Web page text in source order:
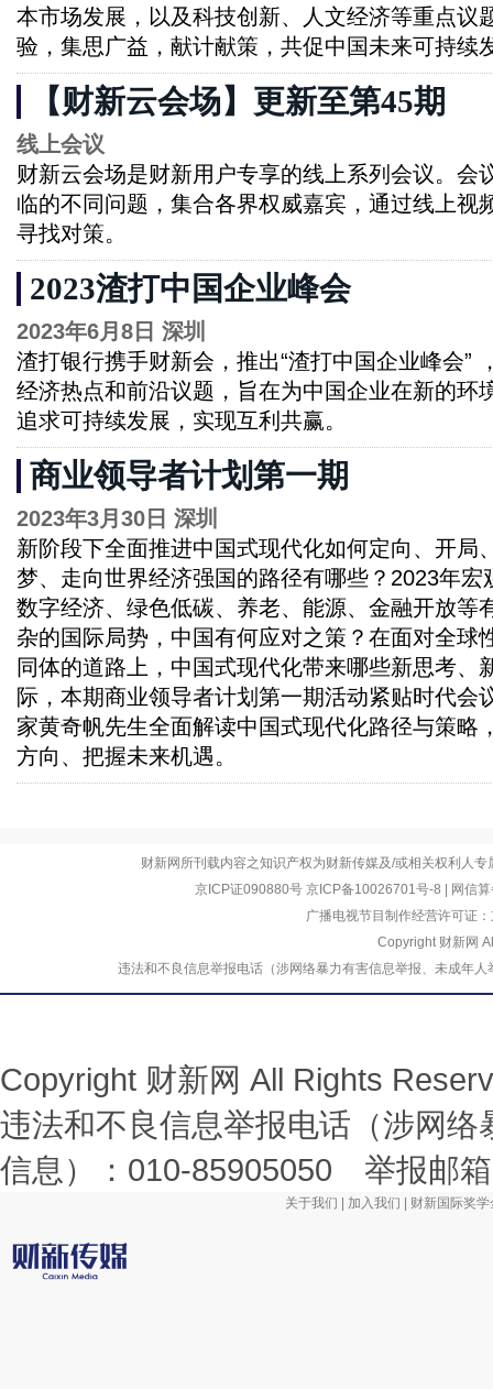
本市场发展，以及科技创新、人文经济等重点议
验，集思广益，献计献策，共促中国未来可持续
【财新云会场】更新至第45期
线上会议
财新云会场是财新用户专享的线上系列会议。会
临的不同问题，集合各界权威嘉宾，通过线上视
寻找对策。
2023渣打中国企业峰会
2023年6月8日 深圳
渣打银行携手财新会，推出“渣打中国企业峰会”
经济热点和前沿议题，旨在为中国企业在新的环
追求可持续发展，实现互利共赢。
商业领导者计划第一期
2023年3月30日 深圳
新阶段下全面推进中国式现代化如何定向、开局
梦、走向世界经济强国的路径有哪些？2023年宏
数字经济、绿色低碳、养老、能源、金融开放等
杂的国际局势，中国有何应对之策？在面对全球
同体的道路上，中国式现代化带来哪些新思考、
际，本期商业领导者计划第一期活动紧贴时代会
家黄奇帆先生全面解读中国式现代化路径与策略
方向、把握未来机遇。
财新网所刊载内容之知识产权为财新传媒及/或相关权利人
京ICP证090880号 京ICP备10026701号-8
网信
广播电视节目制作经营许可证
Copyright 财新网
违法和不良信息举报电话（涉网络暴力有害信息举报、未成
Copyright 财新网 All Rights
违法和不良信息举报电话（涉网
信息）：010-85905050 举报邮
关于我们 加入我们 财新国际奖学